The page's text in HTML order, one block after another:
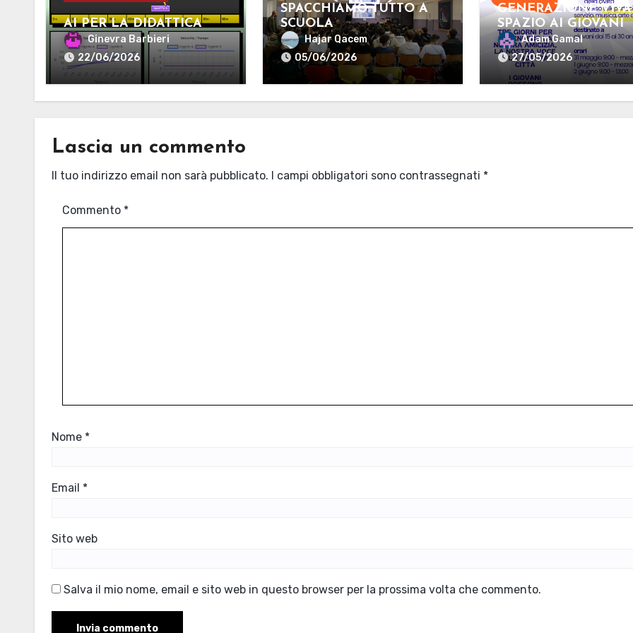
AI PER LA DIDATTICA
Ginevra Barbieri
22/06/2026
SPACCHIAMO TUTTO A
SCUOLA
Hajar Qacem
05/06/2026
GENERAZIONE
SPAZIO AI GIOVANI
Adam Gamal
27/05/2026
Lascia un commento
Il tuo indirizzo email non sarà pubblicato. I campi obbligatori sono contrassegnati *
Commento *
Nome *
Email *
Sito web
Salva il mio nome, email e sito web in questo browser per la prossima volta che commento.